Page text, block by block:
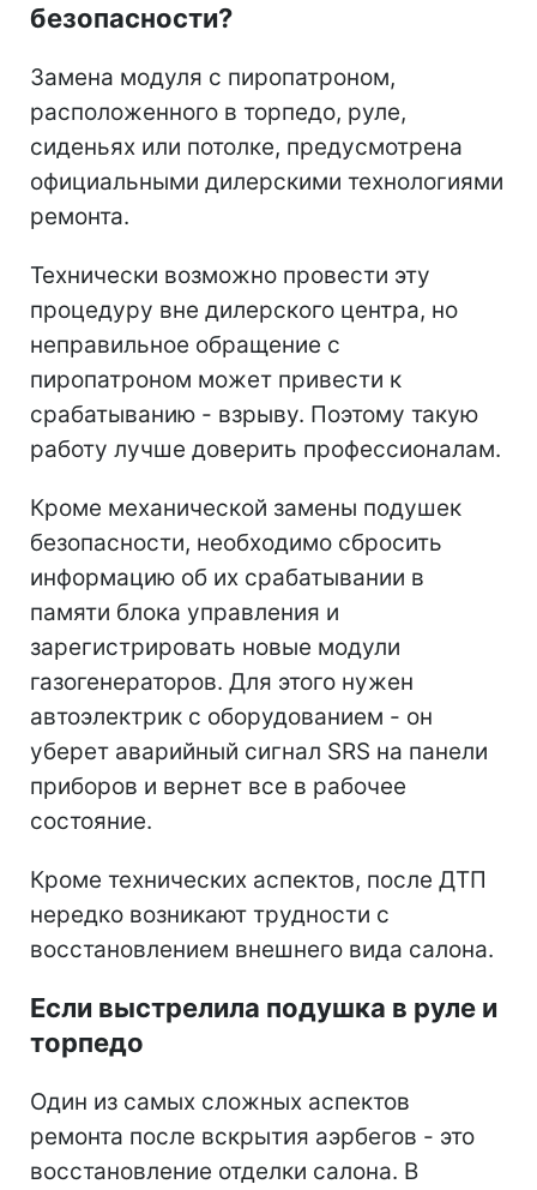
безопасности?
Замена модуля с пиропатроном,
расположенного в торпедо, руле,
сиденьях или потолке, предусмотрена
официальными дилерскими технологиями
ремонта.
Технически возможно провести эту
процедуру вне дилерского центра, но
неправильное обращение с
пиропатроном может привести к
срабатыванию - взрыву. Поэтому такую
работу лучше доверить профессионалам.
Кроме механической замены подушек
безопасности, необходимо сбросить
информацию об их срабатывании в
памяти блока управления и
зарегистрировать новые модули
газогенераторов. Для этого нужен
автоэлектрик с оборудованием - он
уберет аварийный сигнал SRS на панели
приборов и вернет все в рабочее
состояние.
Кроме технических аспектов, после ДТП
нередко возникают трудности с
восстановлением внешнего вида салона.
Если выстрелила подушка в руле и
торпедо
Один из самых сложных аспектов
ремонта после вскрытия аэрбегов - это
восстановление отделки салона. В